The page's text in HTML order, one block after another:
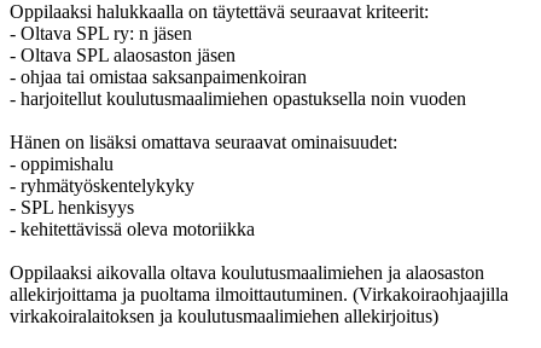
Oppilaaksi halukkaalla on täytettävä seuraavat kriteerit:
- Oltava SPL ry: n jäsen
- Oltava SPL alaosaston jäsen
- ohjaa tai omistaa saksanpaimenkoiran
- harjoitellut koulutusmaalimiehen opastuksella noin vuoden
Hänen on lisäksi omattava seuraavat ominaisuudet:
- oppimishalu
- ryhmätyöskentelykyky
- SPL henkisyys
- kehitettävissä oleva motoriikka
Oppilaaksi aikovalla oltava koulutusmaalimiehen ja alaosaston
allekirjoittama ja puoltama ilmoittautuminen. (Virkakoiraohjaajilla
virkakoiralaitoksen ja koulutusmaalimiehen allekirjoitus)